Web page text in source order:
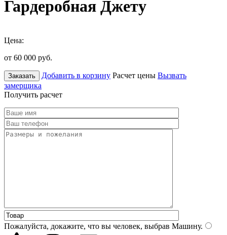
Гардеробная Джету
Цена:
от 60 000 руб.
Заказать Добавить в корзину Расчет цены Вызвать
замерщика
Получить расчет
Пожалуйста, докажите, что вы человек, выбрав Машину.